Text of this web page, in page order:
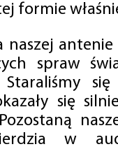
formie
naszej
spraw
Staraliśmy
się
w